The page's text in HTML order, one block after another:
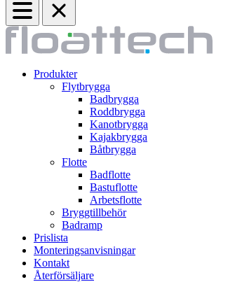
Produkter
Flytbrygga
Badbrygga
Roddbrygga
Kanotbrygga
Kajakbrygga
Båtbrygga
Flotte
Badflotte
Bastuflotte
Arbetsflotte
Bryggtillbehör
Badramp
Prislista
Monteringsanvisningar
Kontakt
Återförsäljare